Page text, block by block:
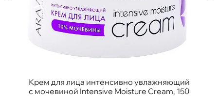
Крем для лица интенсивно увлажняющий
с мочевиной Intensive Moisture Cream, 150